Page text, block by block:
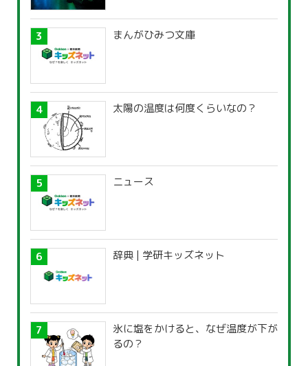
まんがひみつ文庫
太陽の温度は何度くらいなの？
ニュース
辞典 | 学研キッズネット
氷に塩をかけると、なぜ温度が下が
るの？